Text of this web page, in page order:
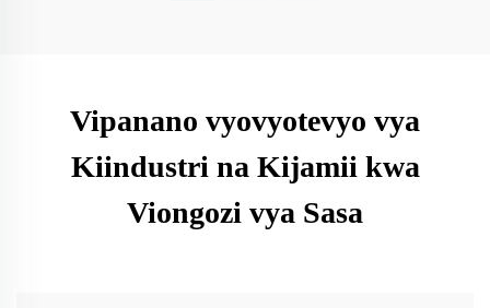
Vipanano vyovyotevyo vya
Kiindustri na Kijamii kwa
Viongozi vya Sasa